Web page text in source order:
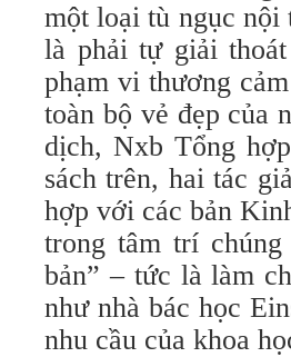
một loại tù ngục nội
là phải tự giải
phạm vi thương
toàn bộ vẻ đẹp của
dịch, Nxb Tổng
sách trên, hai tác
hợp với các bản
trong tâm trí
bản” – tức là làm
như nhà bác học
nhu cầu của khoa